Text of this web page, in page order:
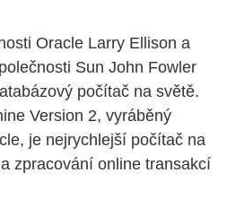
Oracle Larry Ellison a
Sun John Fowler
počítač na světě.
Version 2, vyráběný
je nejrychlejší počítač na
zpracování online transakcí